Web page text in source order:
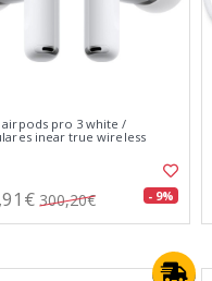
airpods pro 3 white /
inear true wireless
300,20€ - 9%